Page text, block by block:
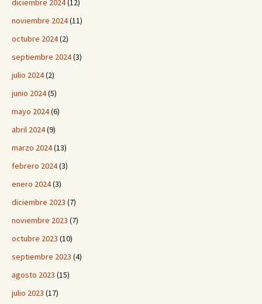
diciembre 2024(12)
noviembre 2024(11)
octubre 2024(2)
septiembre 2024(3)
julio 2024(2)
junio 2024(5)
mayo 2024(6)
abril 2024(9)
marzo 2024(13)
febrero 2024(3)
enero 2024(3)
diciembre 2023 (7)
noviembre 2023 (7)
octubre 2023 (10)
septiembre 2023 (4)
agosto 2023 (15)
julio 2023 (17)